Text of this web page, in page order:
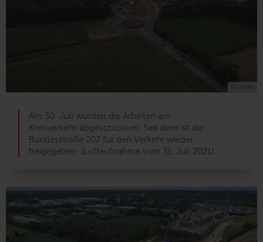
© J. Kahts
Am 30. Juli wurden die Arbeiten am
Kreisverkehr abgeschlossen. Seit dem ist die
Bundesstraße 207 für den Verkehr wieder
freigegeben. (Luftaufnahme vom 31. Juli 2021)